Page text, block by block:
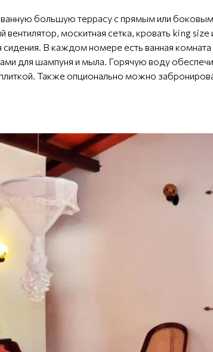
большую террасу с прямым или
москитная сетка, кровать king
В каждом номере есть ванная
для шампуня и мыла. Горячую воду
Также опционально можно